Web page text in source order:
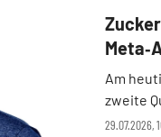
29.07.2026,
Am
zweite
die